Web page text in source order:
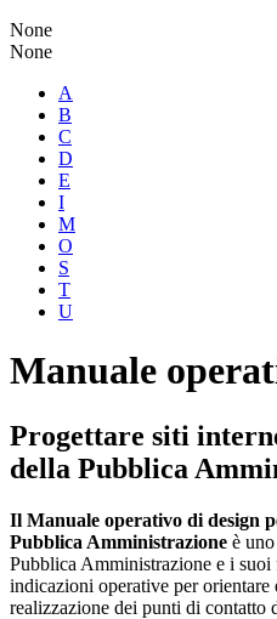
None
None
A
B
C
D
E
I
M
O
S
T
U
Manuale
Progettare siti
della Pubblica
Il Manuale operativo di design
Pubblica Amministrazione è
Pubblica Amministrazione e i
indicazioni operative per
realizzazione dei punti di contatto